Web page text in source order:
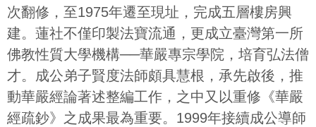
次翻修，至1975年遷至現址，完成五層樓房興
建。蓮社不僅印製法寶流通，更成立臺灣第一所
佛教性質大學機構──華嚴專宗學院，培育弘法僧
才。成公弟子賢度法師頗具慧根，承先啟後，推
動華嚴經論著述整編工作，之中又以重修《華嚴
經疏鈔》之成果最為重要。1999年接續成公導師